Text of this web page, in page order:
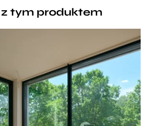
tym produktem